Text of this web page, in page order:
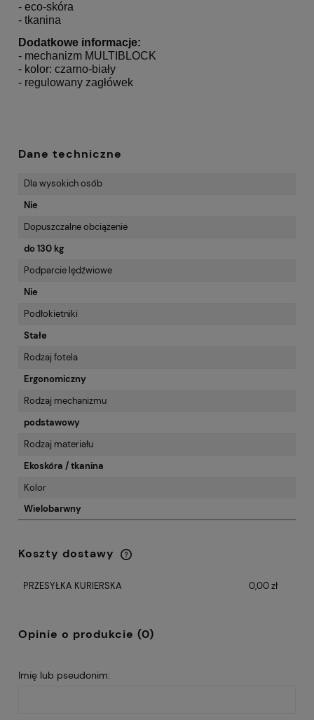
- eco-skóra
- tkanina
Dodatkowe informacje:
- mechanizm MULTIBLOCK
- kolor: czarno-biały
- regulowany zagłówek
Dane techniczne
Dla wysokich osób
Nie
Dopuszczalne obciążenie
do 130 kg
Podparcie lędźwiowe
Nie
Podłokietniki
Stałe
Rodzaj fotela
Ergonomiczny
Rodzaj mechanizmu
podstawowy
Rodzaj materiału
Ekoskóra / tkanina
Kolor
Wielobarwny
Koszty dostawy
Cena nie zawiera ewentualnych kosztów
PRZESYŁKA KURIERSKA
0,00 zł
Opinie o produkcie (0)
Imię lub pseudonim: